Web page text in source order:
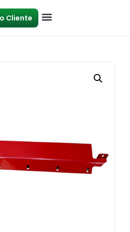
Cliente